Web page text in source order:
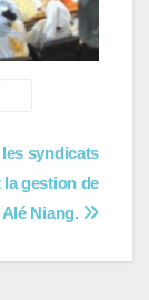
les syndicats
gestion de
Alé Niang.